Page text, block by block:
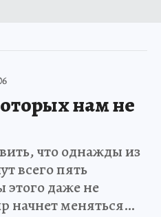
нам не
что однажды из
всего пять
этого даже не
начнет меняться…